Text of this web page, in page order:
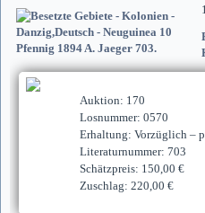
Auktion: 170
Losnummer: 0570
Erhaltung: Vorzüglich –
Literaturnummer: 703
Schätzpreis: 150,00 €
Zuschlag: 220,00 €